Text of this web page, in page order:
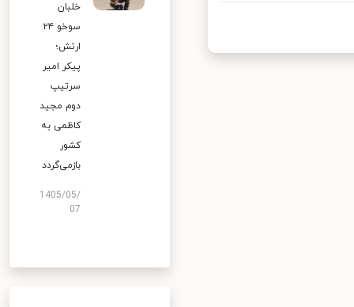
خلبان
سوخو ۲۴
ارتش؛
پیکر امیر
سرتیپ
دوم مجید
کاظمی به
کشور
بازمی‌گردد
1405/05/
07